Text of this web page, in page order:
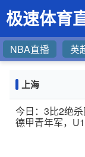
极速体育
NBA直播 英
上海
今日：3比2绝
德甲青年军，